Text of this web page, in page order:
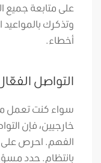
على متابعة جميع
وتذكرك
أخطاء.
التواصل
سواء كنت تعمل
خارجيين، فإن
الفهم. احرص على
بانتظام. حدد